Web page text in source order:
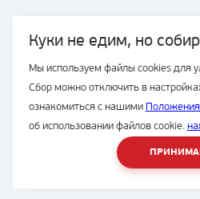
Куки не едим, но
Мы используем файлы cookies для
Сбор можно отключить в
ознакомиться с нашими
об использовании файлов cookie.